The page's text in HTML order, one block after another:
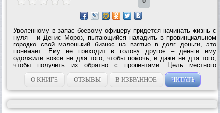
Уволенному в запас боевому офицеру придется начинать жизнь с
нуля – и Денис Мороз, пытающийся наладить в провинциальном
городке свой маленький бизнес на взятые в долг деньги, это
понимает. Ему не приходит в голову другое – деньги ему
одолжили вовсе не для того, чтобы помочь, и даже не для того,
чтобы получить их обратно с процентами. Цель местного
«крестного отца» Потапова – разорить Дениса и, угрожая ему
гибелью родных, превратить...
О КНИГЕ ОТЗЫВЫ В ИЗБРАННОЕ ЧИТАТЬ